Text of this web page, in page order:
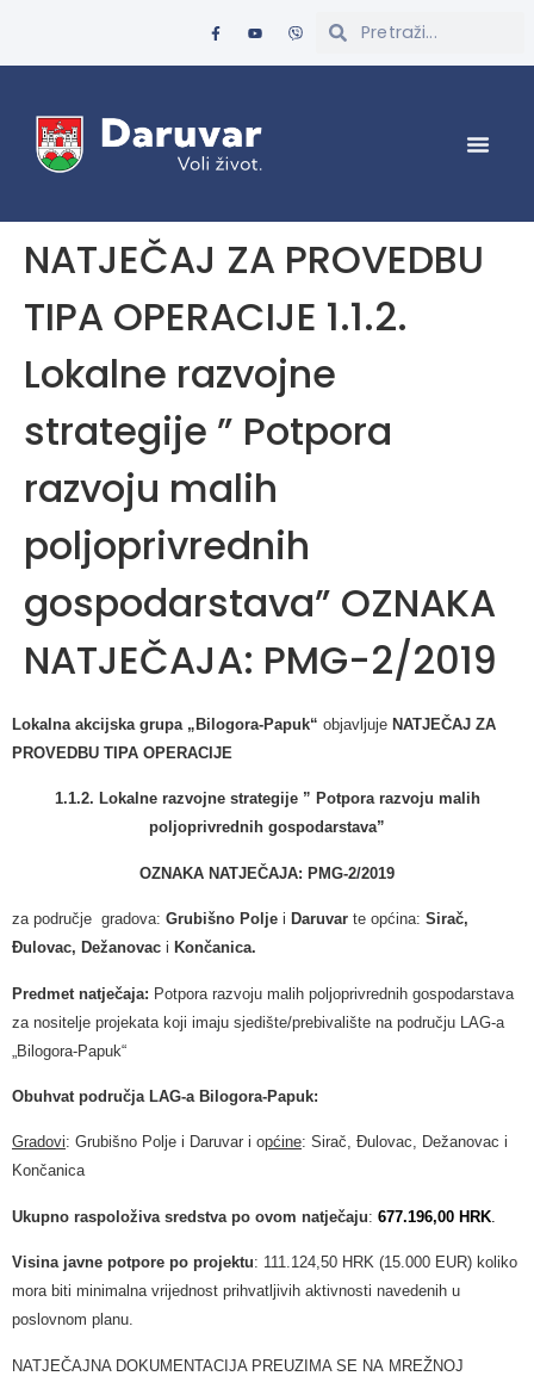
NATJEČAJ ZA PROVEDBU
TIPA OPERACIJE 1.1.2.
Lokalne razvojne
strategije ” Potpora
razvoju malih
poljoprivrednih
gospodarstava” OZNAKA
NATJEČAJA: PMG-2/2019
Lokalna akcijska grupa „Bilogora-Papuk“ objavljuje NATJEČAJ ZA
PROVEDBU TIPA OPERACIJE
1.1.2. Lokalne razvojne strategije ” Potpora razvoju malih
poljoprivrednih gospodarstava”
OZNAKA NATJEČAJA: PMG-2/2019
za područje gradova: Grubišno Polje i Daruvar te općina: Sirač,
Đulovac, Dežanovac i Končanica.
Predmet natječaja: Potpora razvoju malih poljoprivrednih gospodarstava
za nositelje projekata koji imaju sjedište/prebivalište na području LAG-a
„Bilogora-Papuk“
Obuhvat područja LAG-a Bilogora-Papuk:
Gradovi: Grubišno Polje i Daruvar i općine: Sirač, Đulovac, Dežanovac i
Končanica
Ukupno raspoloživa sredstva po ovom natječaju: 677.196,00 HRK
Visina javne potpore po projektu: 111.124,50 HRK (15.000 EUR) koliko
mora biti minimalna vrijednost prihvatljivih aktivnosti navedenih u
poslovnom planu.
NATJEČAJNA DOKUMENTACIJA PREUZIMA SE NA MREŽNOJ